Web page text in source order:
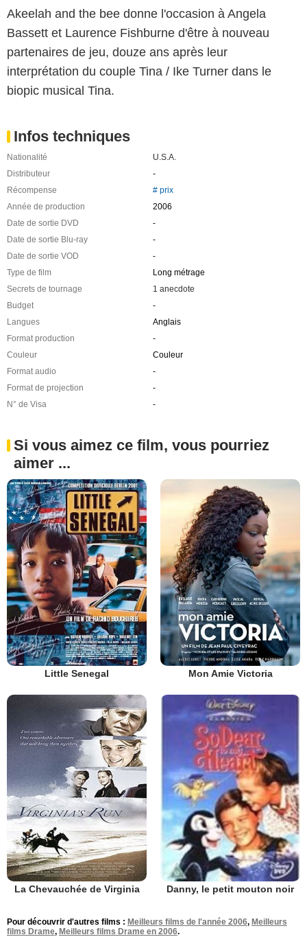
Akeelah and the bee donne l'occasion à Angela
Bassett et Laurence Fishburne d'être à nouveau
partenaires de jeu, douze ans après leur
interprétation du couple Tina / Ike Turner dans le
biopic musical Tina.
Infos techniques
Nationalité
U.S.A.
Distributeur
-
Récompense
# prix
Année de production
2006
Date de sortie DVD
-
Date de sortie Blu-ray
-
Date de sortie VOD
-
Type de film
Long métrage
Secrets de tournage
1 anecdote
Budget
-
Langues
Anglais
Format production
-
Couleur
Couleur
Format audio
-
Format de projection
-
N° de Visa
-
Si vous aimez ce film, vous pourriez
aimer ...
Little Senegal Mon Amie Victoria
La Chevauchée de Virginia Danny, le petit mouton noir
Pour découvrir d'autres films : Meilleurs films de l'année 2006, Meilleurs
films Drame, Meilleurs films Drame en 2006.